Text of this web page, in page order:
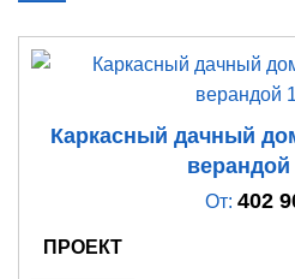
Каркасный дачный
верандой
От: 402
ПРОЕКТ